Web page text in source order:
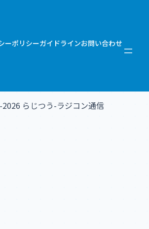
ーポリシーガイドラインお問い合わせ
らじつう-ラジコン通信